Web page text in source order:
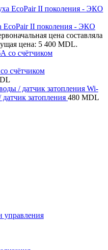
EcoPair II поколения - ЭКО
цена составляла
цена: 5 400 MDL.
счётчиком
Wi-
затопления 480 MDL
управления